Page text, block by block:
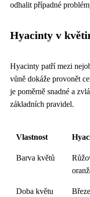
odhalit případné
Hyacinty v
Hyacinty patří mezi
vůně dokáže provonět
je poměrně snadné a
základních pravidel.
Vlastnost
Barva květů
Doba květu